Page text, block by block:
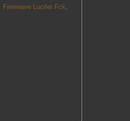
Freewave Lucifer Fck,